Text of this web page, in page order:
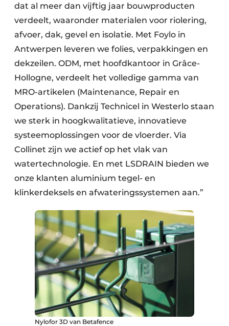
dat al meer dan vijftig jaar bouwproducten
verdeelt, waaronder materialen voor riolering,
afvoer, dak, gevel en isolatie. Met Foylo in
Antwerpen leveren we folies, verpakkingen en
dekzeilen. ODM, met hoofdkantoor in Grâce-
Hollogne, verdeelt het volledige gamma van
MRO-artikelen (Maintenance, Repair en
Operations). Dankzij Technicel in Westerlo staan
we sterk in hoogkwalitatieve, innovatieve
systeemoplossingen voor de vloerder. Via
Collinet zijn we actief op het vlak van
watertechnologie. En met LSDRAIN bieden we
onze klanten aluminium tegel- en
klinkerdeksels en afwateringssystemen aan.”
Nylofor 3D van Betafence